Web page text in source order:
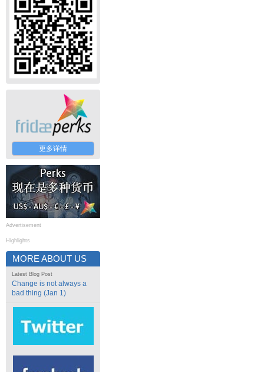
更多详情
Advertisement
Highlights
MORE ABOUT US
Latest Blog Post
Change is not always a
bad thing (Jan 1)